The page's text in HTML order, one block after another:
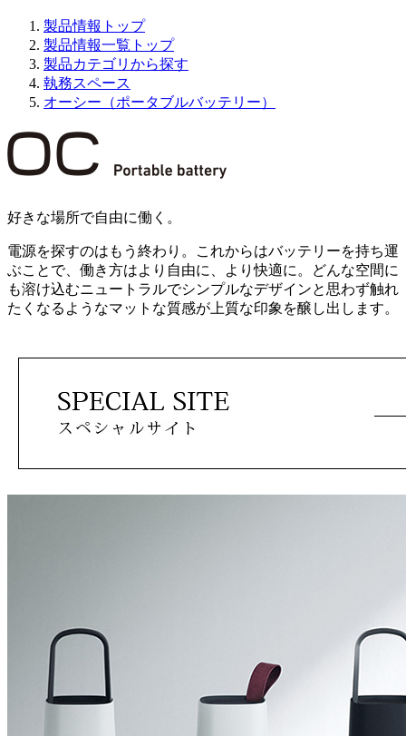
製品情報トップ
製品情報一覧トップ
製品カテゴリから探す
執務スペース
オーシー（ポータブルバッテリー）
好きな場所で自由に働く。
電源を探すのはもう終わり。これからはバッテリーを持ち運
ぶことで、働き方はより自由に、より快適に。どんな空間に
も溶け込むニュートラルでシンプルなデザインと思わず触れ
たくなるようなマットな質感が上質な印象を醸し出します。